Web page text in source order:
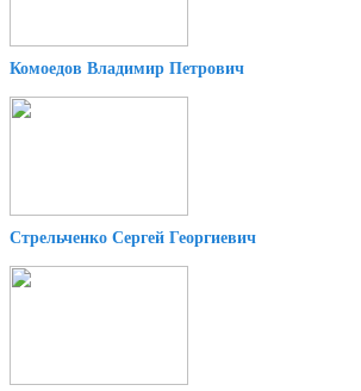
Комоедов Владимир Петрович
Стрельченко Сергей Георгиевич